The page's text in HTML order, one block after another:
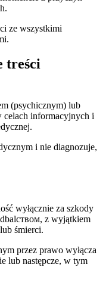
ze wszystkimi
treści
(psychicznym) lub
celach informacyjnych i
i nie diagnozuje,
wyłącznie za szkody
z wyjątkiem
śmierci.
przez prawo wyłącza
lub następcze, w tym